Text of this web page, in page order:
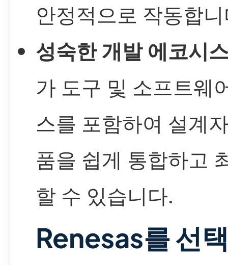
안정적으로 작동합
성숙한 개발 에코시
가 도구 및 소프트웨
스를 포함하여 설계
품을 쉽게 통합하고
할 수 있습니다.
Renesas를 선